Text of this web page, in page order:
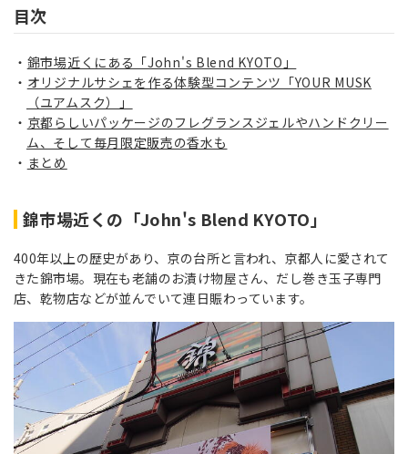
目次
錦市場近くにある「John's Blend KYOTO」
オリジナルサシェを作る体験型コンテンツ「YOUR MUSK
（ユアムスク）」
京都らしいパッケージのフレグランスジェルやハンドクリー
ム、そして毎月限定販売の香水も
まとめ
錦市場近くの「John's Blend KYOTO」
400年以上の歴史があり、京の台所と言われ、京都人に愛されて
きた錦市場。現在も老舗のお漬け物屋さん、だし巻き玉子専門
店、乾物店などが並んでいて連日賑わっています。